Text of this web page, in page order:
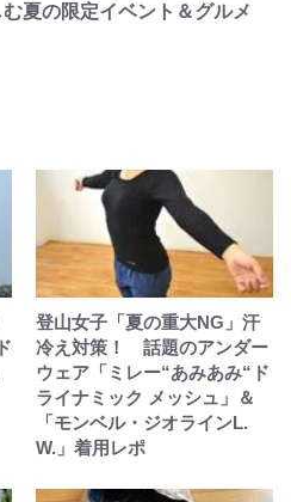
夏の限定イベント＆グルメ
登山女子「夏の重大NG」汗
冷え対策！ 話題のアンダー
ウェア「ミレー“あみあみ“ド
ライナミック メッシュ」＆
「モンベル・ジオラインL.
W.」着用レポ